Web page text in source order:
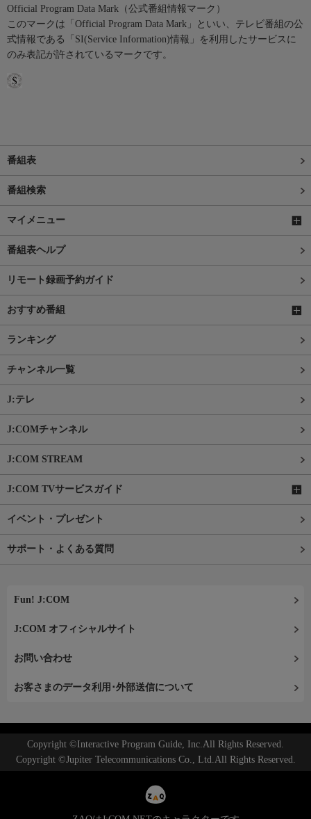
Official Program Data Mark（公式番組情報マーク）
このマークは「Official Program Data Mark」といい、テレビ番組の公
式情報である「SI(Service Information)情報」を利用したサービスに
のみ表記が許されているマークです。
番組表
番組検索
マイメニュー
番組表ヘルプ
リモート録画予約ガイド
おすすめ番組
ランキング
チャンネル一覧
J:テレ
J:COMチャンネル
J:COM STREAM
J:COM TVサービスガイド
イベント・プレゼント
サポート・よくある質問
Fun! J:COM
J:COM オフィシャルサイト
お問い合わせ
お客さまのデータ利用･外部送信について
Copyright ©Interactive Program Guide, Inc.All Rights Reserved.
Copyright ©Jupiter Telecommunications Co., Ltd.All Rights Reserved.